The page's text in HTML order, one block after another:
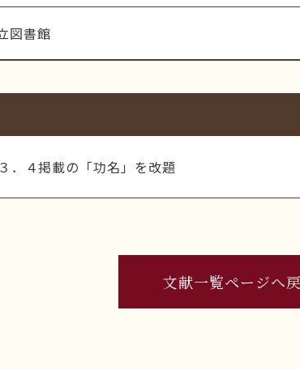
図書館
３．４掲載の「功名」を改題
文献一覧ページへ